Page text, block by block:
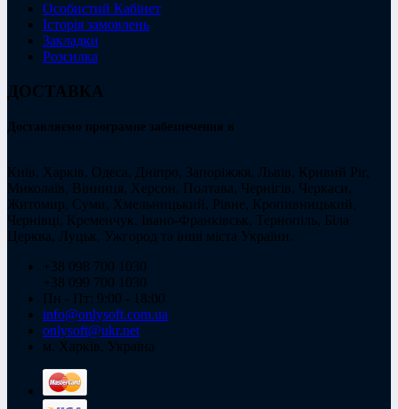
Особистий Кабінет
Історія замовлень
Закладки
Розсилка
ДОСТАВКА
Доставляємо програмне забезпечення в
Київ, Харків, Одеса, Дніпро, Запоріжжя, Львів, Кривий Ріг,
Миколаїв, Вінниця, Херсон, Полтава, Чернігів, Черкаси,
Житомир, Суми, Хмельницький, Рівне, Кропивницький,
Чернівці, Кременчук, Івано-Франківськ, Тернопіль, Біла
Церква, Луцьк, Ужгород та інші міста України.
+38 098 700 1030
+38 099 700 1030
Пн - Пт: 9:00 - 18:00
info@onlysoft.com.ua
onlysoft@ukr.net
м. Харків, Україна